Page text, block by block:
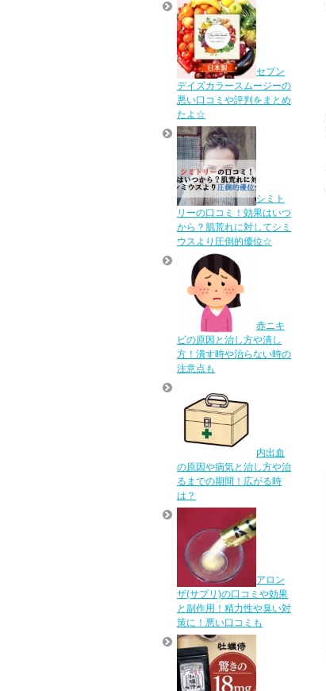
セブン
デイズカラースムージーの
悪い口コミや評判をまとめ
たよ☆
シミト
リーの口コミ！効果はいつ
から？肌荒れに対してシミ
ウスより圧倒的優位☆
赤ニキ
ビの原因と治し方や潰し
方！潰す時や治らない時の
注意点も
内出血
の原因や病気と治し方や治
るまでの期間！広がる時
は？
アロン
ザ(サプリ)の口コミや効果
と副作用！精力性や臭い対
策に！悪い口コミも